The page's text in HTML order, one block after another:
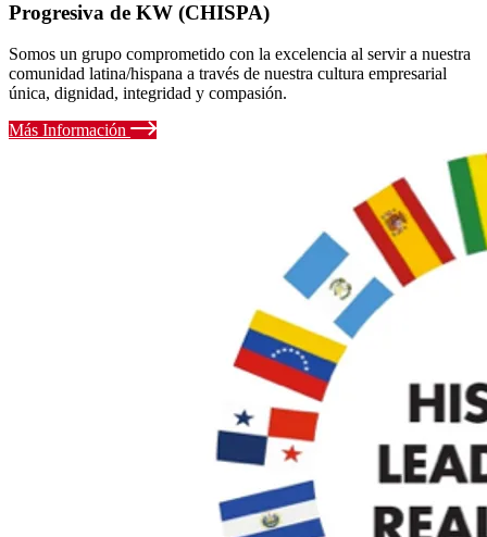
Progresiva de KW (CHISPA)
Somos un grupo comprometido con la excelencia al servir a nuestra
comunidad latina/hispana a través de nuestra cultura empresarial
única, dignidad, integridad y compasión.
Más Información